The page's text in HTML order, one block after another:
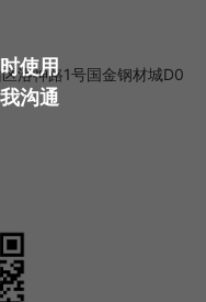
程塑料供应可选择无锡
洛神路1号国金钢材城D0
使用
沟通